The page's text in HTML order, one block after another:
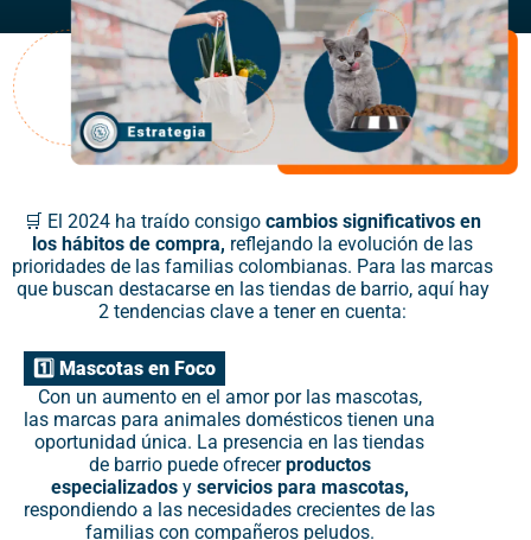
🛒 El 2024 ha traído consigocambios significativos en
los hábitos de compra, reflejando la evolución de las
prioridades de las familias colombianas. Para las marcas
que buscan destacarse en las tiendas de barrio, aquí hay
2 tendencias clave a tener en cuenta:
1️⃣ Mascotas en Foco
Con un aumento en el amor por las mascotas,
las marcas para animales domésticos tienen una
oportunidad única. La presencia en las tiendas
de barrio puede ofrecerproductos
especializadosy servicios para mascotas,
respondiendo a las necesidades crecientes de las
familias con compañeros peludos.